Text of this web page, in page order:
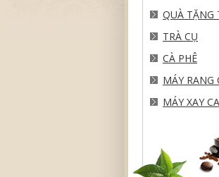
QUÀ TẶNG
TRÀ CỤ
CÀ PHÊ
MÁY RANG
MÁY XAY